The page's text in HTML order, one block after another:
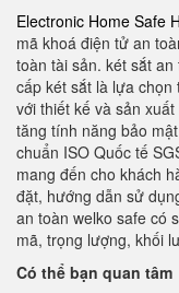
Electronic Home Safe
mã khoá điện tử an
toàn tài sản. két sắt
cấp két sắt là lựa chọn
với thiết kế và sản
tăng tính năng bảo
chuẩn ISO Quốc tế
mang đến cho khách
đặt, hướng dẫn sử
an toàn welko safe có
mã, trọng lượng, khối
Có thể bạn quan tâm